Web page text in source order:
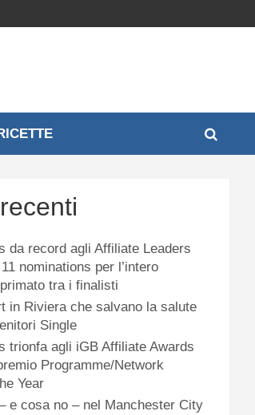
da record agli Affiliate Leaders
nominations per l’intero
tra i finalisti
in Riviera che salvano la salute
Single
trionfa agli iGB Affiliate Awards
Programme/Network
Year
e cosa no – nel Manchester City